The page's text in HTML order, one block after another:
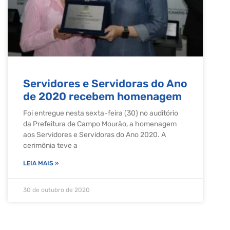
Servidores e Servidoras do Ano
de 2020 recebem homenagem
Foi entregue nesta sexta-feira (30) no auditório
da Prefeitura de Campo Mourão, a homenagem
aos Servidores e Servidoras do Ano 2020. A
cerimônia teve a
LEIA MAIS »
30 de outubro de 2020